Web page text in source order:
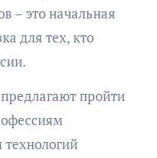
– это начальная
для тех, кто
пройти